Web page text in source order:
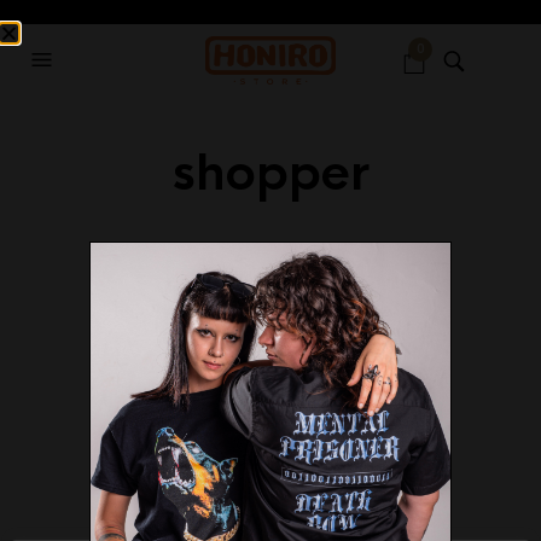
shopper
7 DICEMBRE 2023
1896 X 1897
ERMAL META –
SHOPPER
HONIRO